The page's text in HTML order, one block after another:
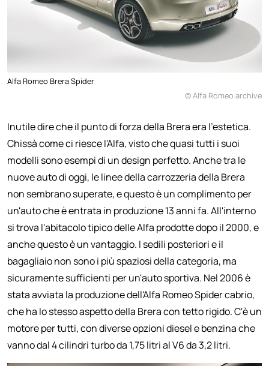
Alfa Romeo Brera Spider
© Alfa Romeo archive
Inutile dire che il punto di forza della Brera era l'estetica.
Chissà come ci riesce l'Alfa, visto che quasi tutti i suoi
modelli sono esempi di un design perfetto. Anche tra le
nuove auto di oggi, le linee della carrozzeria della Brera
non sembrano superate, e questo è un complimento per
un'auto che è entrata in produzione 13 anni fa. All'interno
si trova l'abitacolo tipico delle Alfa prodotte dopo il 2000, e
anche questo è un vantaggio. I sedili posteriori e il
bagagliaio non sono i più spaziosi della categoria, ma
sicuramente sufficienti per un'auto sportiva. Nel 2006 è
stata avviata la produzione dell'Alfa Romeo Spider cabrio,
che ha lo stesso aspetto della Brera con tetto rigido. C'è un
motore per tutti, con diverse opzioni diesel e benzina che
vanno dal 4 cilindri turbo da 1,75 litri al V6 da 3,2 litri.